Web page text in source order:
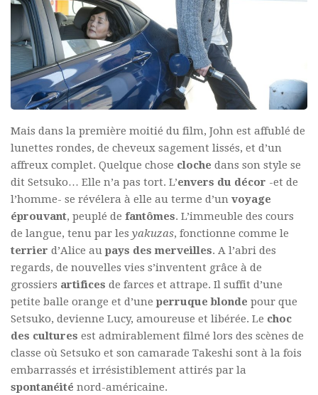
Mais dans la première moitié du film, John est affublé de
lunettes rondes, de cheveux sagement lissés, et d’un
affreux complet. Quelque chose cloche dans son style se
dit Setsuko… Elle n’a pas tort. L’envers du décor -et de
l’homme- se révélera à elle au terme d’un voyage
éprouvant, peuplé de fantômes. L’immeuble des cours
de langue, tenu par les yakuzas, fonctionne comme le
terrier d’Alice au pays des merveilles. A l’abri des
regards, de nouvelles vies s’inventent grâce à de
grossiers artifices de farces et attrape. Il suffit d’une
petite balle orange et d’une perruque blonde pour que
Setsuko, devienne Lucy, amoureuse et libérée. Le choc
des cultures est admirablement filmé lors des scènes de
classe où Setsuko et son camarade Takeshi sont à la fois
embarrassés et irrésistiblement attirés par la
spontanéité nord-américaine.